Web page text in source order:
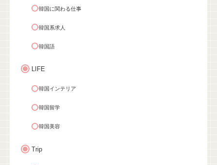
韓国に関わる仕事
韓国系求人
韓国語
LIFE
韓国インテリア
韓国留学
韓国美容
Trip